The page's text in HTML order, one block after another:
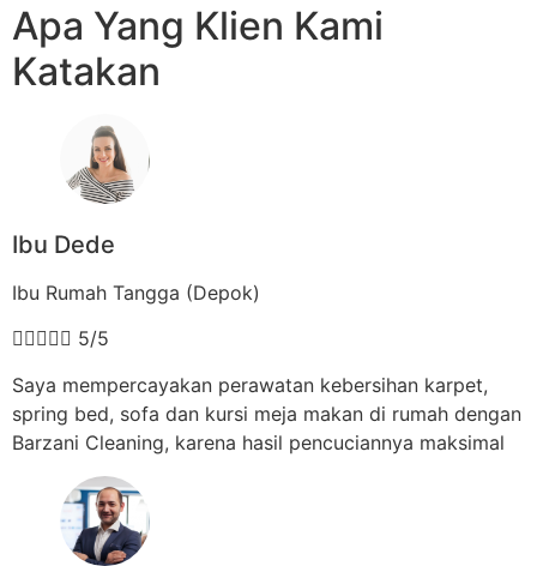
Apa Yang Klien Kami
Katakan
Ibu Dede
Ibu Rumah Tangga (Depok)
 5/5
Saya mempercayakan perawatan kebersihan karpet,
spring bed, sofa dan kursi meja makan di rumah dengan
Barzani Cleaning, karena hasil pencuciannya maksimal